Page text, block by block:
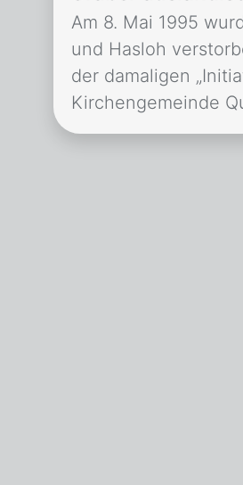
Am 8. Mai 1995
und Hasloh
der damaligen
Kirchengemeinde